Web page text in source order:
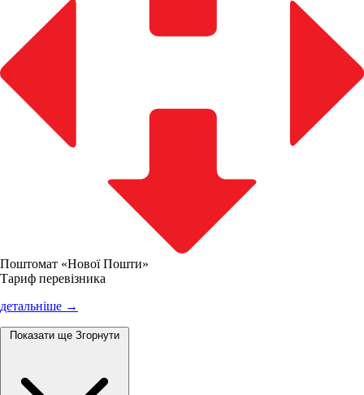
Поштомат «Нової Пошти»
Тариф перевізника
детальніше →
Показати ще Згорнути